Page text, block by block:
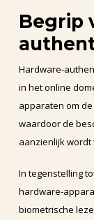
Begrip
Hardware-
in het online
apparaten om
waardoor de
aanzienlijk wordt
In tegenstelling
hardware-
biometrische